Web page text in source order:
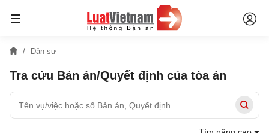
Dân sự
Tra cứu Bản án/Quyết định của tòa án